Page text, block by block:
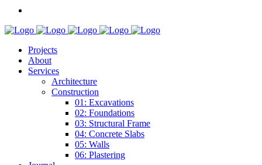
Projects
About
Services
Architecture
Construction
01: Excavations
02: Foundations
03: Structural Frame
04: Concrete Slabs
05: Walls
06: Plastering